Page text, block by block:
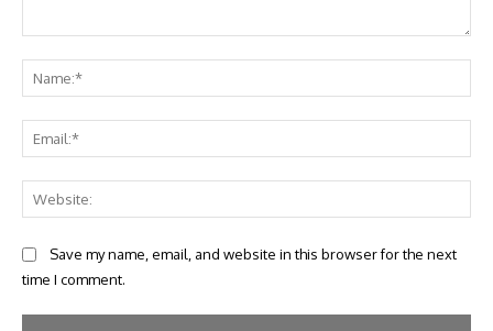
Save my name, email, and website in this browser for the next
time I comment.